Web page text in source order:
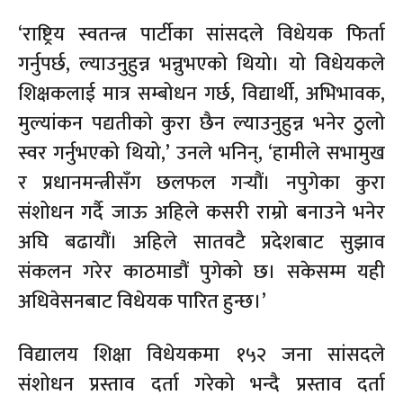
‘राष्ट्रिय स्वतन्त्र पार्टीका सांसदले विधेयक फिर्ता
गर्नुपर्छ, ल्याउनुहुन्न भन्नुभएको थियो। यो विधेयकले
शिक्षकलाई मात्र सम्बोधन गर्छ, विद्यार्थी, अभिभावक,
मुल्यांकन पद्यतीको कुरा छैन ल्याउनुहुन्न भनेर ठुलो
स्वर गर्नुभएको थियो,’ उनले भनिन्, ‘हामीले सभामुख
र प्रधानमन्त्रीसँग छलफल गर्‍यौं। नपुगेका कुरा
संशोधन गर्दै जाऊ अहिले कसरी राम्रो बनाउने भनेर
अघि बढायौं। अहिले सातवटै प्रदेशबाट सुझाव
संकलन गरेर काठमाडौं पुगेको छ। सकेसम्म यही
अधिवेसनबाट विधेयक पारित हुन्छ।’
विद्यालय शिक्षा विधेयकमा १५२ जना सांसदले
संशोधन प्रस्ताव दर्ता गरेको भन्दै प्रस्ताव दर्ता